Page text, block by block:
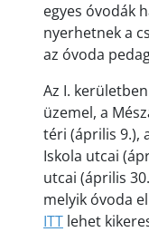
egyes óvodák
nyerhetnek a
az óvoda
Az I.
üzemel, a
téri (április 9.),
Iskola utcai
utcai (április
melyik óvoda
ITT lehet